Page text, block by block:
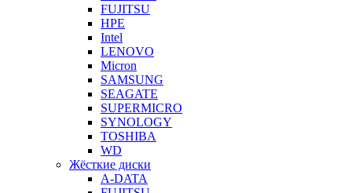
FUJITSU
HPE
Intel
LENOVO
Micron
SAMSUNG
SEAGATE
SUPERMICRO
SYNOLOGY
TOSHIBA
WD
Жёсткие диски
A-DATA